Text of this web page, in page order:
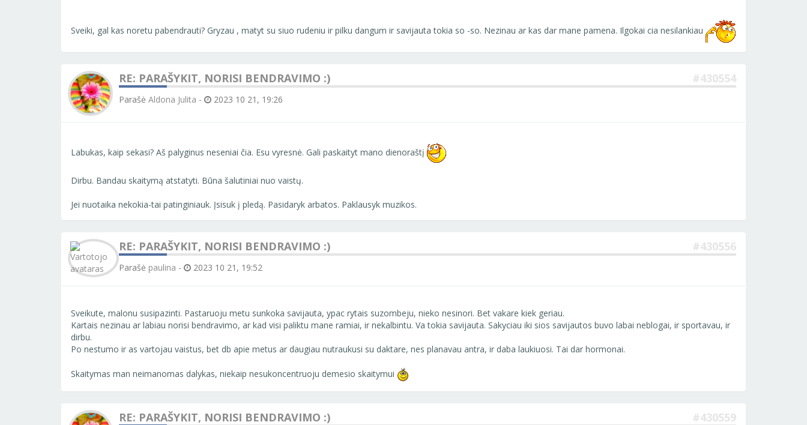
Sveiki, gal kas noretu pabendrauti? Gryzau , matyt su siuo rudeniu ir pilku dangum ir savijauta tokia so -so. Nezinau ar kas dar mane pamena. Ilgokai cia nesilankiau
RE: PARAŠYKIT, NORISI BENDRAVIMO :) #430554
Parašė Aldona Julita - 2023 10 21, 19:26
Labukas, kaip sekasi? Aš palyginus neseniai čia. Esu vyresnė. Gali paskaityt mano dienoraštį
Dirbu. Bandau skaitymą atstatyti. Būna šalutiniai nuo vaistų.
Jei nuotaika nekokia-tai patinginiauk. Įsisuk į pledą. Pasidaryk arbatos. Paklausyk muzikos.
RE: PARAŠYKIT, NORISI BENDRAVIMO :) #430556
Parašė paulina - 2023 10 21, 19:52
Sveikute, malonu susipazinti. Pastaruoju metu sunkoka savijauta, ypac rytais suzombeju, nieko nesinori. Bet vakare kiek geriau.
Kartais nezinau ar labiau norisi bendravimo, ar kad visi paliktu mane ramiai, ir nekalbintu. Va tokia savijauta. Sakyciau iki sios savijautos buvo labai neblogai, ir sportavau, ir
dirbu.
Po nestumo ir as vartojau vaistus, bet db apie metus ar daugiau nutraukusi su daktare, nes planavau antra, ir daba laukiuosi. Tai dar hormonai.
Skaitymas man neimanomas dalykas, niekaip nesukoncentruoju demesio skaitymui
RE: PARAŠYKIT, NORISI BENDRAVIMO :) #430559